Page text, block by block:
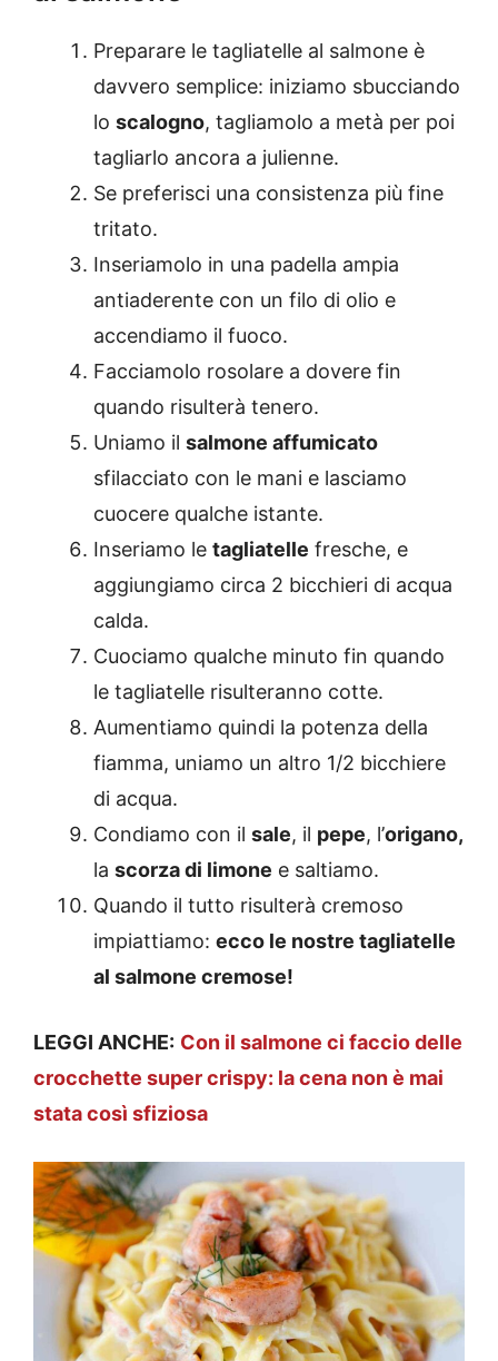
Preparare le tagliatelle al salmone è
davvero semplice: iniziamo sbucciando
lo scalogno, tagliamolo a metà per poi
tagliarlo ancora a julienne.
Se preferisci una consistenza più fine
tritato.
Inseriamolo in una padella ampia
antiaderente con un filo di olio e
accendiamo il fuoco.
Facciamolo rosolare a dovere fin
quando risulterà tenero.
Uniamo il salmone affumicato
sfilacciato con le mani e lasciamo
cuocere qualche istante.
Inseriamo le tagliatelle fresche, e
aggiungiamo circa 2 bicchieri di acqua
calda.
Cuociamo qualche minuto fin quando
le tagliatelle risulteranno cotte.
Aumentiamo quindi la potenza della
fiamma, uniamo un altro 1/2 bicchiere
di acqua.
Condiamo con il sale, il pepe, l’origano,
la scorza di limone e saltiamo.
Quando il tutto risulterà cremoso
impiattiamo: ecco le nostre tagliatelle
al salmone cremose!
LEGGI ANCHE: Con il salmone ci faccio delle
crocchette super crispy: la cena non è mai
stata così sfiziosa